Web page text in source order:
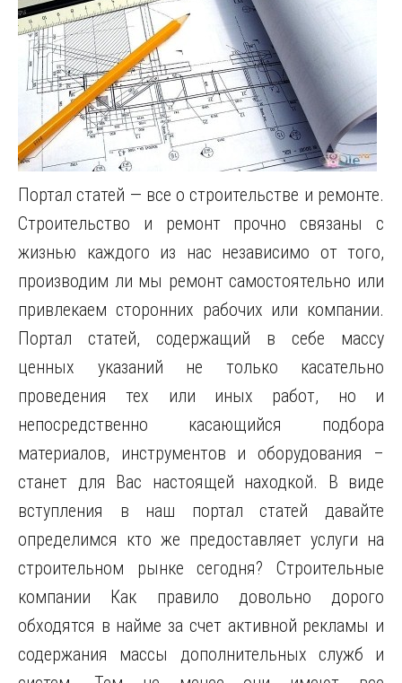
Портал статей — все о строительстве и ремонте.
Строительство и ремонт прочно связаны с
жизнью каждого из нас независимо от того,
производим ли мы ремонт самостоятельно или
привлекаем сторонних рабочих или компании.
Портал статей, содержащий в себе массу
ценных указаний не только касательно
проведения тех или иных работ, но и
непосредственно касающийся подбора
материалов, инструментов и оборудования –
станет для Вас настоящей находкой. В виде
вступления в наш портал статей давайте
определимся кто же предоставляет услуги на
строительном рынке сегодня? Строительные
компании Как правило довольно дорого
обходятся в найме за счет активной рекламы и
содержания массы дополнительных служб и